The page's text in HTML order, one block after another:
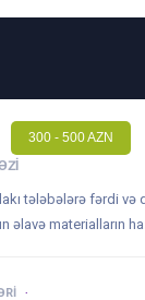
300 - 500 AZN
tələbələrə fərdi
əlavə materialların